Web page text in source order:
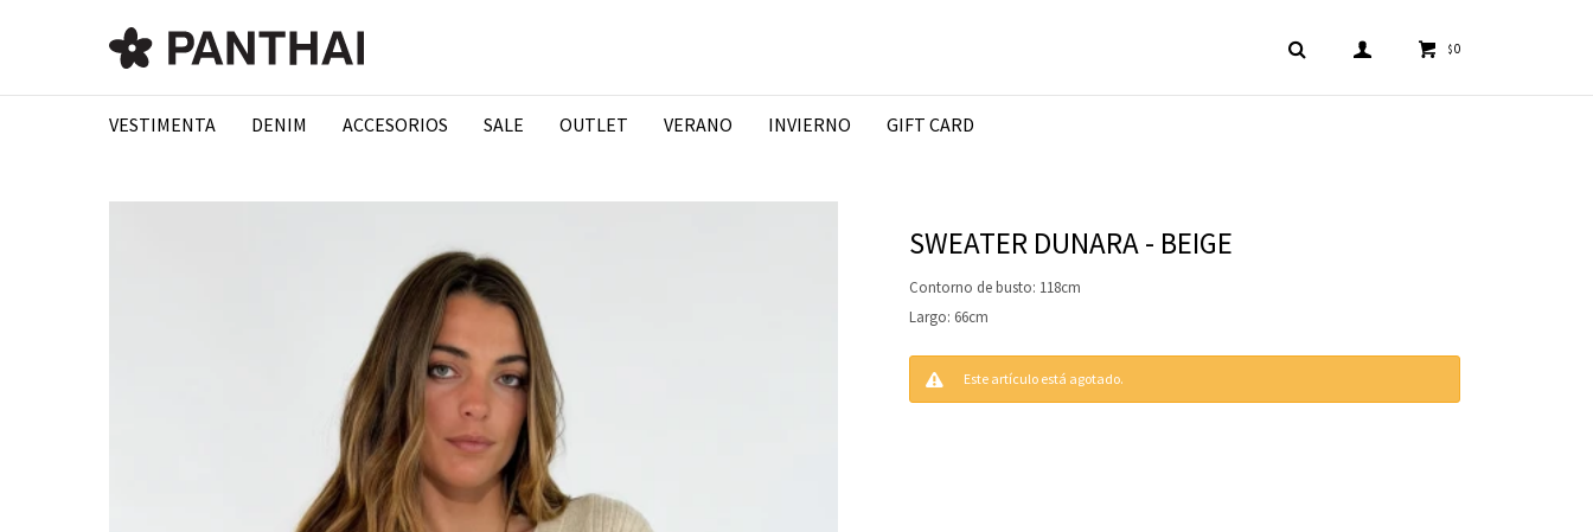
VESTIMENTA DENIM ACCESORIOS SALE OUTLET VERANO INVIERNO GIFT CARD
$0
SWEATER DUNARA - BEIGE
Contorno de busto: 118cm
Largo: 66cm
Este artículo está agotado.